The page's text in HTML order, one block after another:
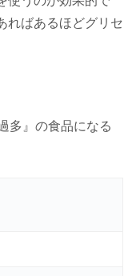
ればあるほどグリセ
多』の食品になる